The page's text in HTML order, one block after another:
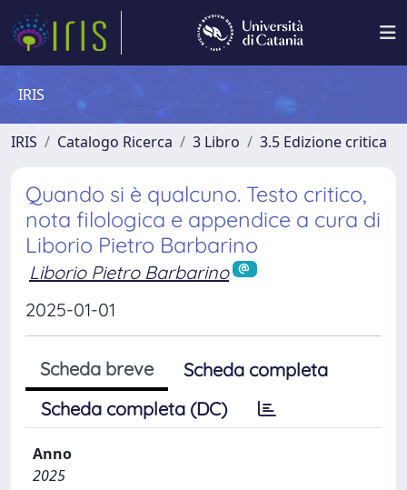
IRIS
IRIS Catalogo Ricerca 3 Libro 3.5 Edizione critica
Quando si è qualcuno. Testo critico,
nota filologica e appendice a cura di
Liborio Pietro Barbarino
Liborio Pietro Barbarino
2025-01-01
Scheda breve
Scheda completa
Scheda completa (DC)
Anno
2025